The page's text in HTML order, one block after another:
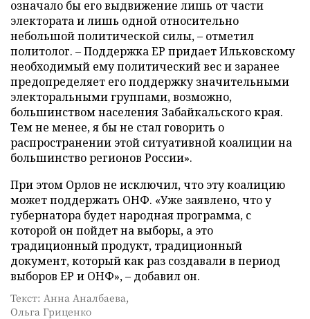
означало бы его выдвижение лишь от части
электората и лишь одной относительно
небольшой политической силы,– отметил
политолог. –Поддержка ЕР придает Ильковскому
необходимый ему политический вес и заранее
предопределяет его поддержку значительными
электоральными группами, возможно,
большинством населения Забайкальского края.
Тем не менее, я бы не стал говорить о
распространении этой ситуативной коалиции на
большинство регионов России».
При этом Орлов не исключил, что эту коалицию
может поддержать ОНФ. «Уже заявлено, что у
губернатора будет народная программа, с
которой он пойдет на выборы, а это
традиционный продукт, традиционный
документ, который как раз создавали в период
выборов ЕР и ОНФ»,– добавил он.
Текст: Анна Аналбаева,
Ольга Гриценко